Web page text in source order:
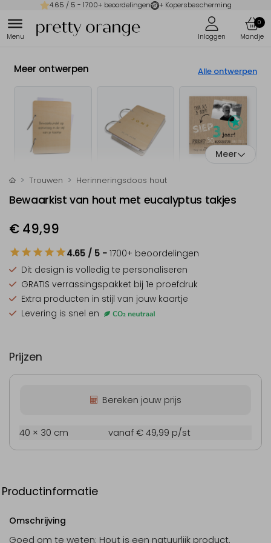
4.65 / 5 - 1700+ beoordelingen + Kopersbescherming
0
Meer ontwerpen Alle ontwerpen
Meer
Trouwen Herinneringsdoos hout
Bewaarkist van hout met eucalyptus takjes
€ 49,99
4.65 / 5 - 1700+ beoordelingen
Dit design is volledig te personaliseren
GRATIS verrassingspakket bij 1e proefdruk
Extra producten in stijl van jouw kaartje
Levering is snel en
Prijzen
Bereken jouw prijs
40 × 30 cm vanaf € 49,99 p/st
Productinformatie
Omschrijving
Goed om te weten: Hout is een natuurlijk product,